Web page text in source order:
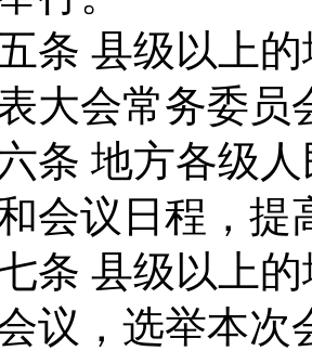
县级以上的
大会常务委员
地方各级人
会议日程，提
县级以上的
议，选举本次